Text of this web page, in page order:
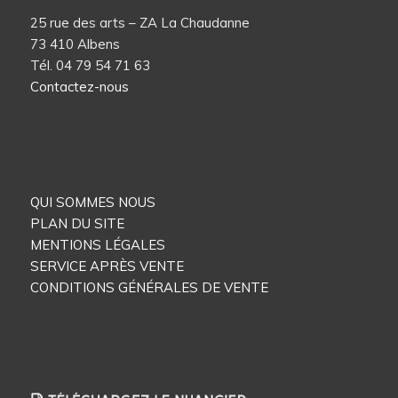
25 rue des arts – ZA La Chaudanne
73 410 Albens
Tél. 04 79 54 71 63
Contactez-nous
QUI SOMMES NOUS
PLAN DU SITE
MENTIONS LÉGALES
SERVICE APRÈS VENTE
CONDITIONS GÉNÉRALES DE VENTE